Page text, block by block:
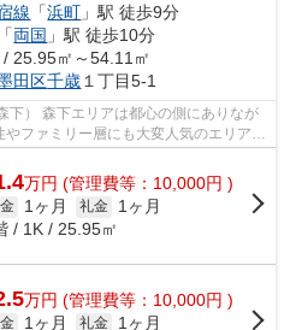
線 「浜町 」駅 徒歩9分
「両国 」駅 徒歩10分
25.95㎡～54.11㎡
田区千歳 １丁目5-1
りなが
ファミリー層にも大変人気のエリアで
...
万円 (管理費等：10,000円 )
1ヶ月 礼金
1ヶ月
/ 1K / 25.95㎡
万円 (管理費等：10,000円 )
1ヶ月 礼金
1ヶ月